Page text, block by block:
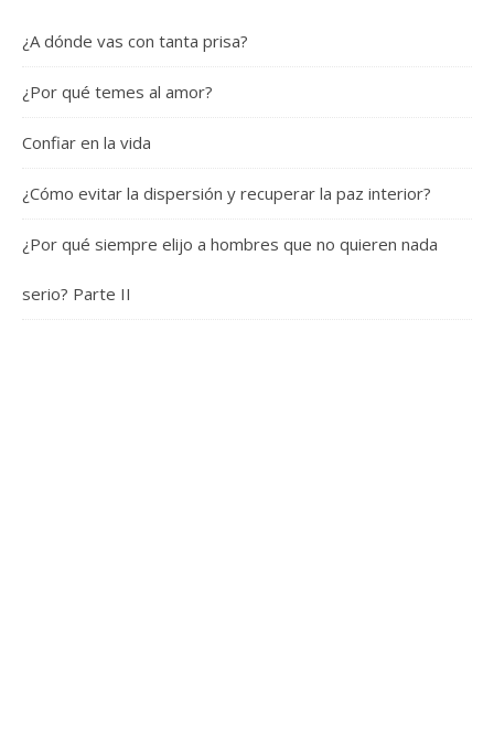
¿A dónde vas con tanta prisa?
¿Por qué temes al amor?
Confiar en la vida
¿Cómo evitar la dispersión y recuperar la paz interior?
¿Por qué siempre elijo a hombres que no quieren nada
serio? Parte II